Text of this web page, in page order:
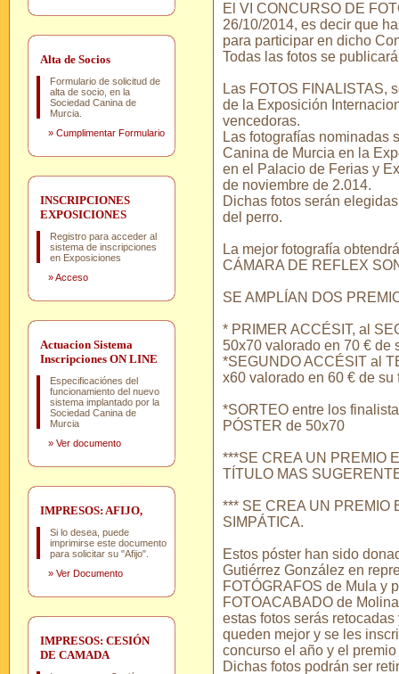
Alta de Socios
Formulario de solicitud de
alta de socio, en la
Sociedad Canina de
Murcia.
» Cumplimentar Formulario
INSCRIPCIONES
EXPOSICIONES
Registro para acceder al
sistema de inscripciones
en Exposiciones
»Acceso
Actuacion Sistema
Inscripciones ON LINE
Especificaciónes del
funcionamiento del nuevo
sistema implantado por la
Sociedad Canina de
Murcia
» Ver documento
IMPRESOS: AFIJO,
Si lo desea, puede
imprimirse este documento
para solicitar su "Afijo".
» Ver Documento
IMPRESOS: CESIÓN
DE CAMADA
El VI CONCURSO DE
26/10/2014, es decir que
para participar en dicho
Todas las fotos se
Las FOTOS FINALISTAS,
de la Exposición
vencedoras.
Las fotografías nominadas
Canina de Murcia en la
en el Palacio de Ferias y
de noviembre de 2.014.
Dichas fotos serán
del perro.
La mejor fotografía
CÁMARA DE REFLEX
SE AMPLÍAN DOS
* PRIMER ACCÉSIT, al
50x70 valorado en 70 € de
*SEGUNDO ACCÉSIT al
x60 valorado en 60 € de su
*SORTEO entre los
PÓSTER de 50x70
***SE CREA UN PREMIO
TÍTULO MAS
*** SE CREA UN PREMIO
SIMPÁTICA.
Estos póster han sido
Gutiérrez González en
FOTÓGRAFOS de Mula y
FOTOACABADO de
estas fotos serás
queden mejor y se les
concurso el año y el
Dichas fotos podrán ser